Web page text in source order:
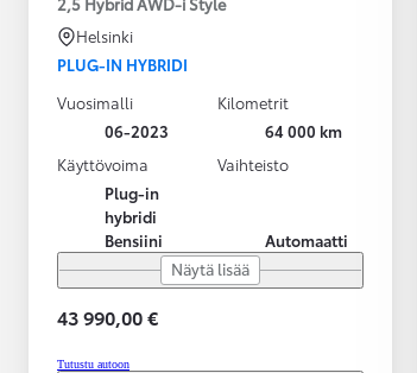
Helsinki
PLUG-IN HYBRIDI
Vuosimalli
06-2023
Kilometrit
64 000 km
Käyttövoima
Plug-in
hybridi
Bensiini
Vaihteisto
Automaatti
Näytä lisää
43 990,00 €
Tutustu autoon